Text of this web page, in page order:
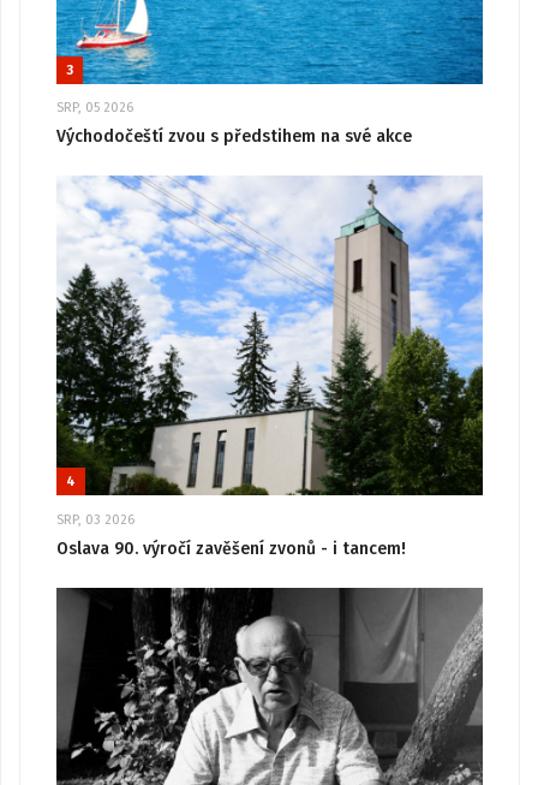
3
SRP, 05 2026
Východočeští zvou s předstihem na své akce
4
SRP, 03 2026
Oslava 90. výročí zavěšení zvonů - i tancem!